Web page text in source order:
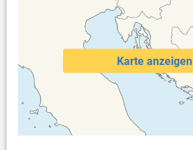
Karte anzeigen